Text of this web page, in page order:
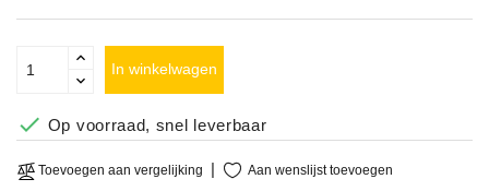
OPRUIMING
DEMONSTRATIES
&
In winkelwagen
 Op voorraad, snel leverbaar
Toevoegen aan vergelijking Aan wenslijst toevoegen